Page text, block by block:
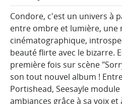
Condore, c'est un univers à
entre ombre et lumière, une
cinématographique,
beauté flirte avec le bizarre.
première fois sur scène
son tout nouvel album !
Portishead, Seesayle
ambiances grâce à sa voix